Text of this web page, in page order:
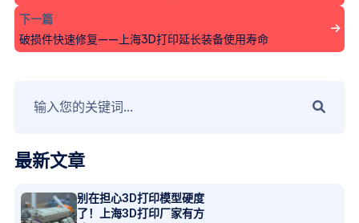
下一篇
破损件快速修复——上海3D打印延长装备使用寿命
最新文章
别在担心3D打印模型硬度
了！上海3D打印厂家有方